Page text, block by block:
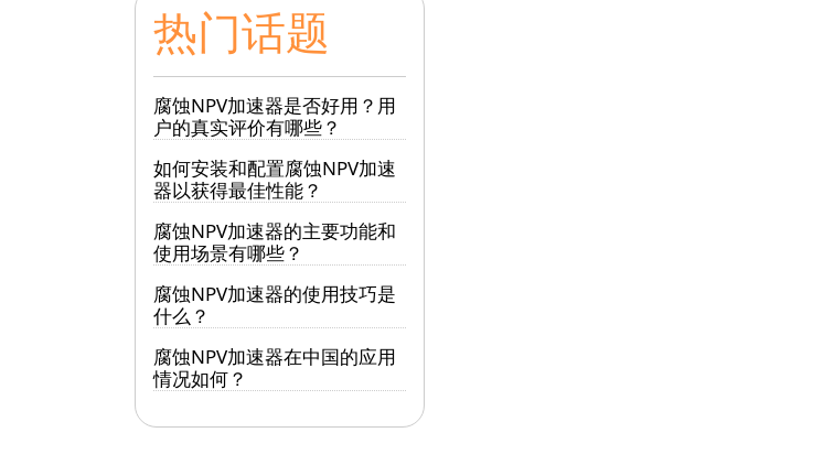
热门话题
腐蚀NPV加速器是否好用？用
户的真实评价有哪些？
如何安装和配置腐蚀NPV加速
器以获得最佳性能？
腐蚀NPV加速器的主要功能和
使用场景有哪些？
腐蚀NPV加速器的使用技巧是
什么？
腐蚀NPV加速器在中国的应用
情况如何？